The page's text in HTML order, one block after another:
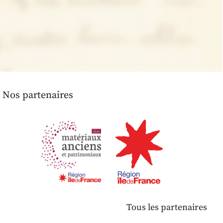
Nos partenaires
Tous les partenaires